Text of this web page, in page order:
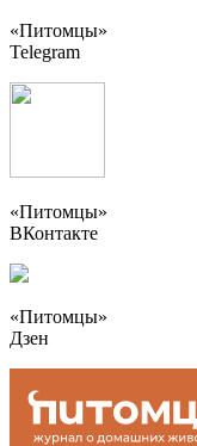
«Питомцы»
Telegram
«Питомцы»
ВКонтакте
«Питомцы»
Дзен